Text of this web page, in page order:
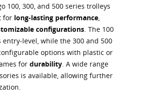
100, 300, and 500 series trolleys
for long-lasting performance
configurations . The 100
entry-level, while the 300 and 500
options with plastic or
for durability . A wide range
is available, allowing further